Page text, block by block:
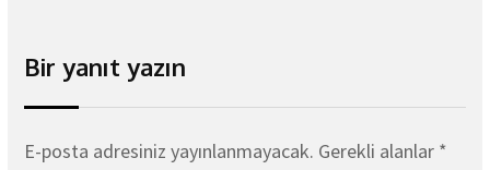
Bir yanıt yazın
E-posta adresiniz yayınlanmayacak. Gerekli alanlar *